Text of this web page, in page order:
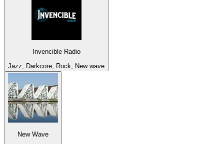
Invencible Radio
Jazz, Darkcore, Rock, New wave
New Wave